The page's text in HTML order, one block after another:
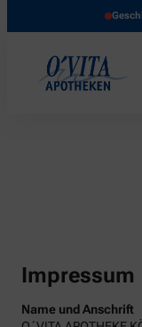
Impressum
Name und Anschrift